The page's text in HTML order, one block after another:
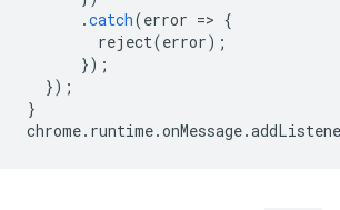
.catch(error => {
reject(error);
});
});
}
chrome. runtime.onMessage.